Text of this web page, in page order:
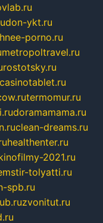
don-ykt.ru
porno.ru
metropoltravel.ru
rostotsky.ru
casinotablet.ru
termomur.ru
doramamama.ru
clean-dreams.ru
healthenter.ru
2021.ru
tolyatti.ru
spb.ru
zvonitut.ru